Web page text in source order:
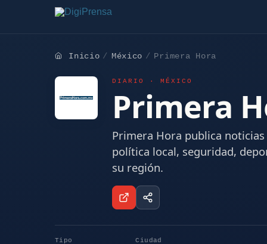
Inicio México Primera Hora
DIARIO · MÉXICO
Primera
Primera Hora publica
política local, seguridad,
su región.
Tipo Ciudad